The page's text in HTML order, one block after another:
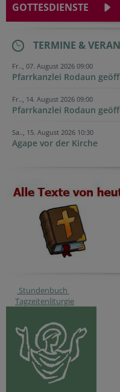
GOTTESDIENSTE
TERMINE &
Fr.., 07. August 2026 09:00
Pfarrkanzlei Rodaun
Fr.., 14. August 2026 09:00
Pfarrkanzlei Rodaun
Sa.., 15. August 2026 10:30
Agape vor der Kirche
Stundenbuch
Tagzeitenliturgie